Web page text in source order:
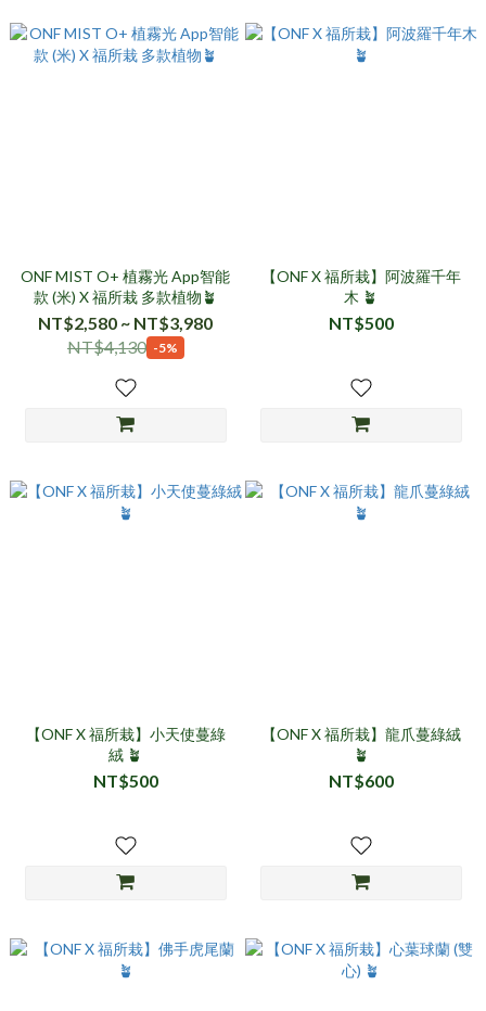
ONF MIST O+ 植霧光 App智能
款 (米) X 福所栽 多款植物🪴
NT$2,580 ~ NT$3,980
NT$4,130 -5%
【ONF X 福所栽】阿波羅千年
木 🪴
NT$500
【ONF X 福所栽】小天使蔓綠
絨 🪴
NT$500
【ONF X 福所栽】龍爪蔓綠絨
🪴
NT$600